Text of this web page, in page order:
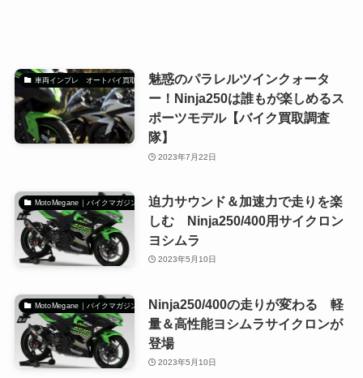
車両インプレ オートバイ買取調査隊魅惑のパラレルツインクォータ
ー！Ninja250は誰もが楽しめるス
ポーツモデル【バイク買取調査
隊】
2023年7月22日
MotoMegane｜バイクマガジン
迫力サウンド＆加速力で走りを楽
しむ Ninja250/400用サイクロン
ヨシムラ
2023年5月10日
MotoMegane｜バイクマガジン
Ninja250/400の走りが変わる 軽
量＆高性能ヨシムラサイクロンが
登場
2023年5月10日